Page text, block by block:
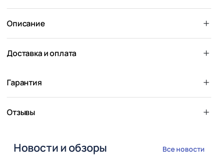
Описание
Доставка и оплата
Гарантия
Отзывы
Новости и обзоры Все новости